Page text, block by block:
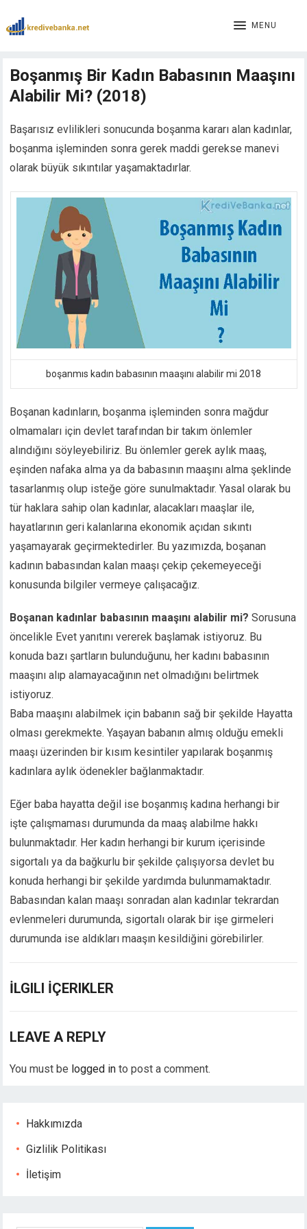
panel
panel
panel
panel
panel
panel
panel
panel
panel
panel
panel
panel
panel
panel
panel
satın al
satın al
panel
panel
panel
panel
panel
panel
panel
panel
panel
panel
panel
panel
panel
panel
panel
panel
panel
Panel
panel
Panel
Panel
Panel
panel
Panel
panel
Hacklink
satın al
MENU
Boşanmış Bir Kadın Babasının Maaşını
Alabilir Mi? (2018)
Başarısız evlilikleri sonucunda boşanma kararı alan kadınlar,
boşanma işleminden sonra gerek maddi gerekse manevi
olarak büyük sıkıntılar yaşamaktadırlar.
boşanmıs kadın babasının maaşını alabilir mi 2018
Boşanan kadınların, boşanma işleminden sonra mağdur
olmamaları için devlet tarafından bir takım önlemler
alındığını söyleyebiliriz. Bu önlemler gerek aylık maaş,
eşinden nafaka alma ya da babasının maaşını alma şeklinde
tasarlanmış olup isteğe göre sunulmaktadır. Yasal olarak bu
tür haklara sahip olan kadınlar, alacakları maaşlar ile,
hayatlarının geri kalanlarına ekonomik açıdan sıkıntı
yaşamayarak geçirmektedirler. Bu yazımızda, boşanan
kadının babasından kalan maaşı çekip çekemeyeceği
konusunda bilgiler vermeye çalışacağız.
Boşanan kadınlar babasının maaşını alabilir mi? Sorusuna
öncelikle Evet yanıtını vererek başlamak istiyoruz. Bu
konuda bazı şartların bulunduğunu, her kadını babasının
maaşını alıp alamayacağının net olmadığını belirtmek
istiyoruz.
Baba maaşını alabilmek için babanın sağ bir şekilde Hayatta
olması gerekmekte. Yaşayan babanın almış olduğu emekli
maaşı üzerinden bir kısım kesintiler yapılarak boşanmış
kadınlara aylık ödenekler bağlanmaktadır.
Eğer baba hayatta değil ise boşanmış kadına herhangi bir
işte çalışmaması durumunda da maaş alabilme hakkı
bulunmaktadır. Her kadın herhangi bir kurum içerisinde
sigortalı ya da bağkurlu bir şekilde çalışıyorsa devlet bu
konuda herhangi bir şekilde yardımda bulunmamaktadır.
Babasından kalan maaşı sonradan alan kadınlar tekrardan
evlenmeleri durumunda, sigortalı olarak bir işe girmeleri
durumunda ise aldıkları maaşın kesildiğini görebilirler.
İLGILI İÇERIKLER
LEAVE A REPLY
You must be logged in to post a comment.
Hakkımızda
Gizlilik Politikası
İletişim